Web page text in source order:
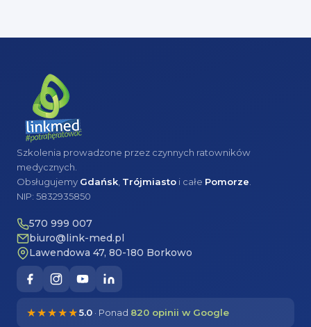
Szkolenia prowadzone przez czynnych ratowników
medycznych.
Obsługujemy Gdańsk Trójmiasto i całe Pomorze
NIP: 5832935850
570 999 007
biuro@link-med.pl
Lawendowa 47, 80-180 Borkowo
★★★★★5.0 · Ponad 820 opinii w Google